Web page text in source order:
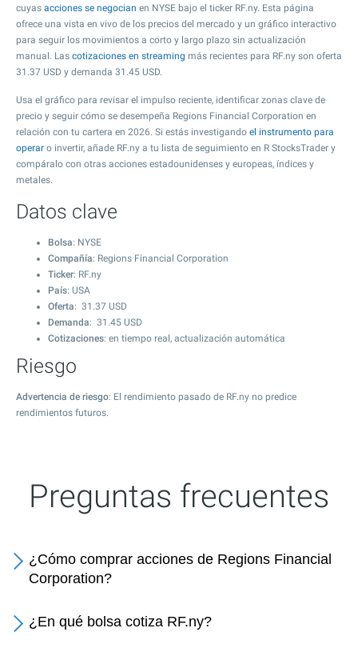
cuyas acciones se negocian en NYSE bajo el ticker RF.ny. Esta página
ofrece una vista en vivo de los precios del mercado y un gráfico interactivo
para seguir los movimientos a corto y largo plazo sin actualización
manual. Las cotizaciones en streaming más recientes para RF.ny son oferta
31.37 USD y demanda 31.45 USD.
Usa el gráfico para revisar el impulso reciente, identificar zonas clave de
precio y seguir cómo se desempeña Regions Financial Corporation en
relación con tu cartera en 2026. Si estás investigando el instrumento para
operar o invertir, añade RF.ny a tu lista de seguimiento en R StocksTrader y
compáralo con otras acciones estadounidenses y europeas, índices y
metales.
Datos clave
Bolsa: NYSE
Compañía: Regions Financial Corporation
Ticker: RF.ny
País: USA
Oferta: 31.37 USD
Demanda: 31.45 USD
Cotizaciones: en tiempo real, actualización automática
Riesgo
Advertencia de riesgo: El rendimiento pasado de RF.ny no predice
rendimientos futuros.
Preguntas frecuentes
¿Cómo comprar acciones de Regions Financial
Corporation?
¿En qué bolsa cotiza RF.ny?